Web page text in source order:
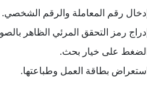
إدخال رقم المعاملة والرقم الشخصي.
إدراج رمز التحقق المرئي الظاهر
الضغط على خيار بحث.
استعراض بطاقة العمل وطباعتها.